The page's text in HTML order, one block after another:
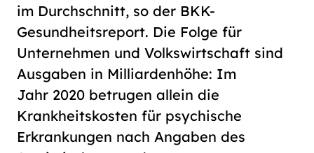
im Durchschnitt, so der BKK-
Gesundheitsreport. Die Folge für
Unternehmen und Volkswirtschaft sind
Ausgaben in Milliardenhöhe: Im
Jahr 2020 betrugen allein die
Krankheitskosten für psychische
Erkrankungen nach Angaben des